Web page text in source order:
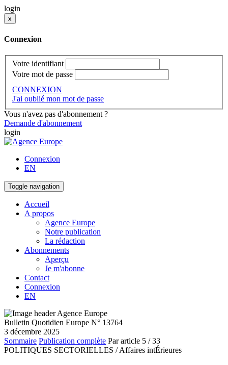
login
x
Connexion
Votre identifiant
Votre mot de passe
CONNEXION
J'ai oublié mon mot de passe
Vous n'avez pas d'abonnement ?
Demande d'abonnement
login
Connexion
EN
Toggle navigation
Accueil
A propos
Agence Europe
Notre publication
La rédaction
Abonnements
Aperçu
Je m'abonne
Contact
Connexion
EN
Bulletin Quotidien Europe N° 13764
3 décembre 2025
Sommaire Publication complète Par article 5 / 33
POLITIQUES SECTORIELLES / Affaires intÉrieures